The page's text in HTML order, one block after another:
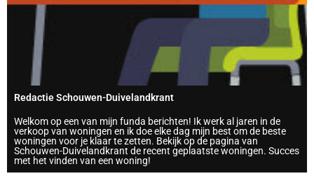
Redactie Schouwen-Duivelandkrant
Welkom op een van mijn funda berichten! Ik werk al jaren in de
verkoop van woningen en ik doe elke dag mijn best om de beste
woningen voor je klaar te zetten. Bekijk op de pagina van
Schouwen-Duivelandkrant de recent geplaatste woningen. Succes
met het vinden van een woning!